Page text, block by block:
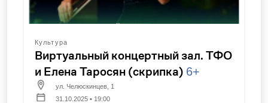
Культура
Виртуальный концертный зал. ТФО
и Елена Таросян (скрипка) 6+
ул. Челюскинцев, 1
31.10.2025 • 19:00